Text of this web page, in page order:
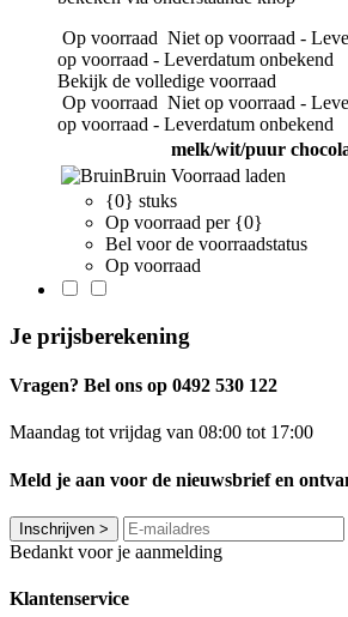
Op voorraad Niet op voorraad -
op voorraad - Leverdatum onbekend
Bekijk de volledige voorraad
Op voorraad Niet op voorraad -
op voorraad - Leverdatum onbekend
melk/wit/puur
Bruin Voorraad laden
{0} stuks
Op voorraad per {0}
Bel voor de voorraadstatus
Op voorraad
Je prijsberekening
Vragen? Bel ons op 0492 530 122
Maandag tot vrijdag van 08:00 tot 17:00
Meld je aan voor de nieuwsbrief en
Inschrijven >
Bedankt voor je aanmelding
Klantenservice